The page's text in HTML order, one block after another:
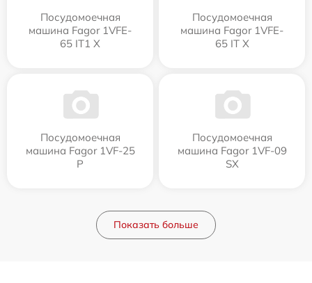
Посудомоечная
машина Fagor 1VFE-
65 IT1 X
Посудомоечная
машина Fagor 1VFE-
65 IT X
Посудомоечная
машина Fagor 1VF-25
P
Посудомоечная
машина Fagor 1VF-09
SX
Показать больше